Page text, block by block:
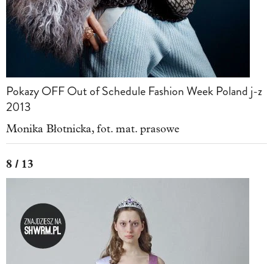
Pokazy OFF Out of Schedule Fashion Week Poland j-z
2013
Monika Błotnicka, fot. mat. prasowe
8 / 13